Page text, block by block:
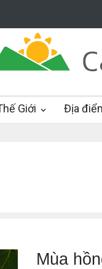
Giới Địa
Mùa